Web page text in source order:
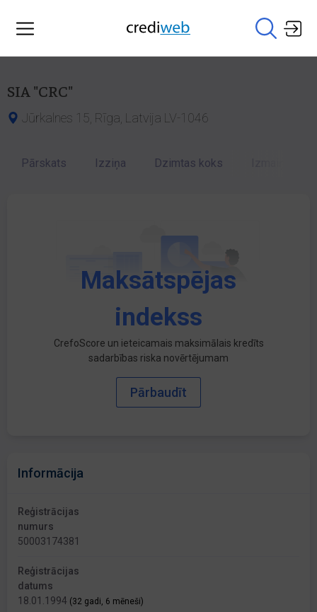
SIA "CRC"
Jūrkalnes 15, Rīga, Latvija LV-1046
Pārskats Izziņa Dzimtas koks
Maksātspējas
indekss
CrefoScore un ieteicamais maksimālais kredīts
sadarbības riska novērtējumam
Pārbaudīt
Informācija
Reģistrācijas
numurs
50003174381
Reģistrācijas
datums
18.01.1994 (32 gadi, 6 mēneši)